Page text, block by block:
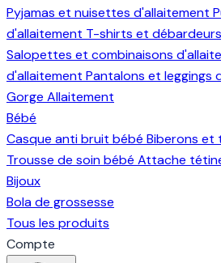
Pyjamas et nuisettes d'allaitement
d'allaitement T-shirts et
Salopettes et combinaisons
d'allaitement Pantalons et leggings
Gorge Allaitement
Bébé
Casque anti bruit bébé Biberons et
Trousse de soin bébé Attache
Bijoux
Bola de grossesse
Tous les produits
Compte